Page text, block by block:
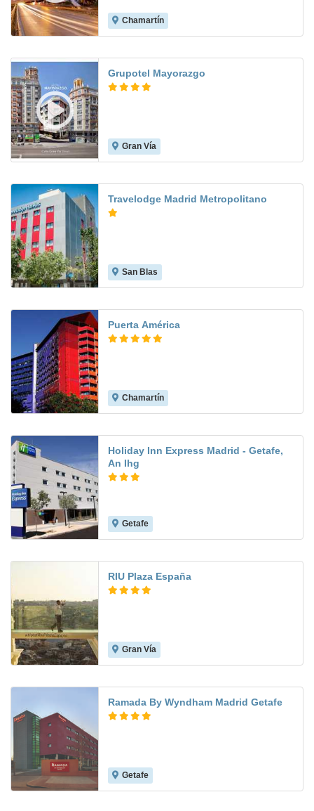
Chamartín
Grupotel Mayorazgo
Gran Vía
Travelodge Madrid Metropolitano
San Blas
Puerta América
Chamartín
Holiday Inn Express Madrid - Getafe,
An Ihg
Getafe
RIU Plaza España
Gran Vía
Ramada By Wyndham Madrid Getafe
Getafe